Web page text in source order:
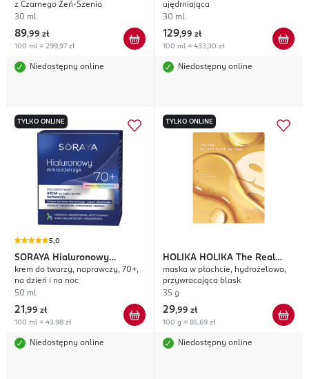
z Czarnego Żeń-Szenia
30 ml
89,99 zł
100 ml = 299,97 zł
Niedostępny online
ujędrniająca
30 ml
129,99 zł
100 ml = 433,30 zł
Niedostępny online
TYLKO ONLINE
5,0
SORAYA Hialuronowy
Mikrozastrzyk
krem do twarzy, naprawczy, 70+,
na dzień i na noc
50 ml
21 ,99 zł
100 ml = 43,98 zł
Niedostępny online
TYLKO ONLINE
HOLIKA HOLIKA The Real
Glutathione
maska w płachcie, hydrożelowa,
przywracająca blask
35 g
29,99 zł
100 g = 85,69 zł
Niedostępny online